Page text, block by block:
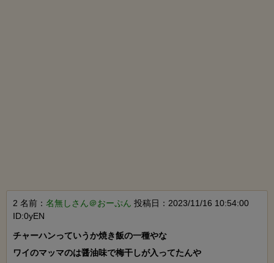
2 名前： 名無しさん＠おーぷん 投稿日：2023/11/16 10:54:00
ID:0yEN
チャーハンっていうか焼き飯の一種やな
ワイのマッマのは醤油味で梅干しが入ってたんや